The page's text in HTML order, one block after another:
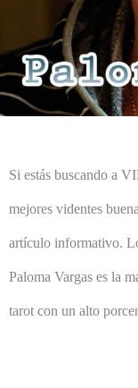
Si estás buscando a
mejores videntes
artículo informativo.
Paloma Vargas es la
tarot con un alto